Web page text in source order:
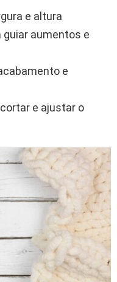
e altura
guiar aumentos e
e
e ajustar o